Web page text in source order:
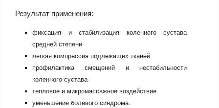
Результат применения:
фиксация и стабилизация коленного сустава
средней степени
легкая компрессия подлежащих тканей
профилактика смещений и нестабильности
коленного сустава
тепловое и микромассажное воздействие
уменьшение болевого синдрома.